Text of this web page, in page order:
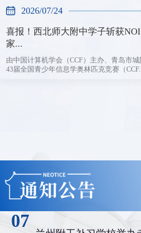
2026/07/24
喜报！西北师大附中学子斩获
家...
由中国计算机学会（CCF）主办、青岛市
43届全国青少年信息学奥林匹克竞赛（
07